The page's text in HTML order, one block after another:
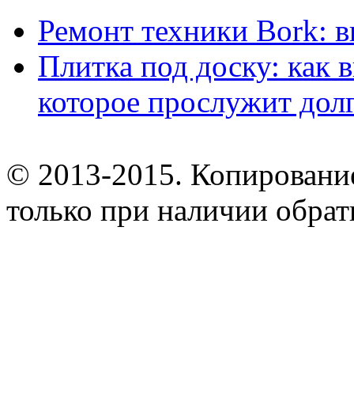
Ремонт техники Bork:
Плитка под доску: как
которое прослужит
© 2013-2015.
только при наличии